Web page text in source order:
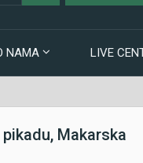
NAMA LIVE
Makarska